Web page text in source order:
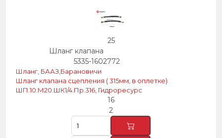
25
Шланг клапана
5335-1602772
Шланг, БААЗ,Барановичи
Шланг клапана сцепления ( 315мм, в оплетке)
ШП.10.М20.ШК1/4.Пр.316, Гидроресурс
16
2